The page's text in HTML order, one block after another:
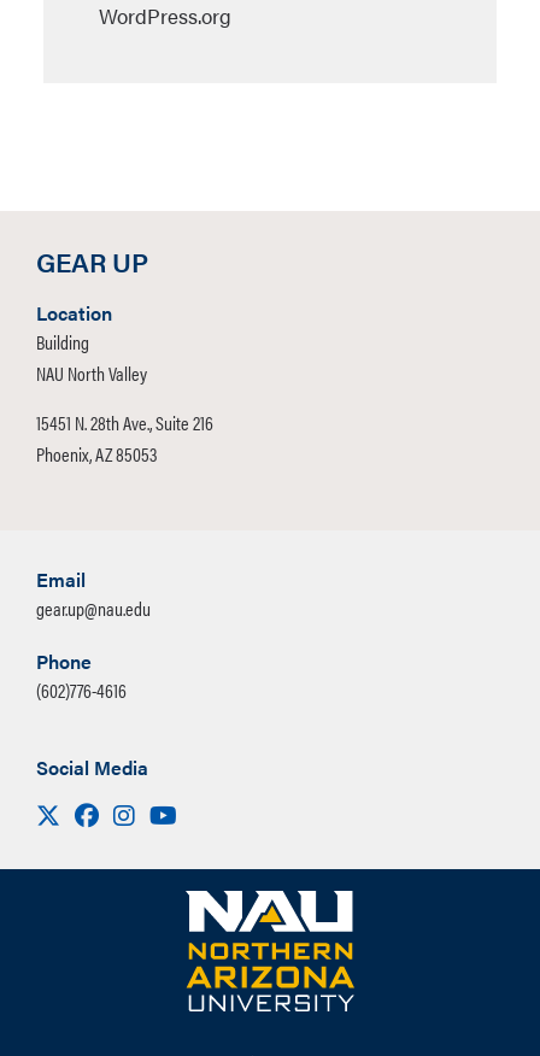
WordPress.org
GEAR UP
Location
Building
NAU North Valley
15451 N. 28th Ave., Suite 216
Phoenix, AZ 85053
Email
gear.up@nau.edu
Phone
(602)776-4616
Social Media
Visit us on X
FacebookInstagram